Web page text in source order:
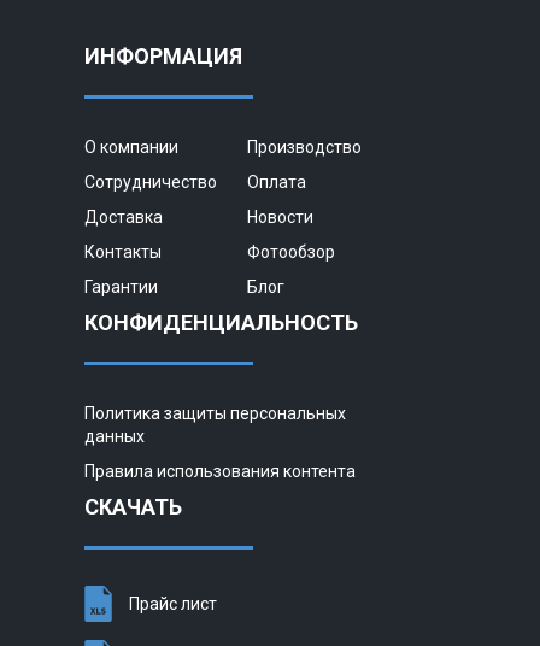
ИНФОРМАЦИЯ
О компании
Производство
Сотрудничество
Оплата
Доставка
Новости
Контакты
Фотообзор
Гарантии
Блог
КОНФИДЕНЦИАЛЬНОСТЬ
Политика защиты персональных
данных
Правила использования контента
СКАЧАТЬ
Прайс лист